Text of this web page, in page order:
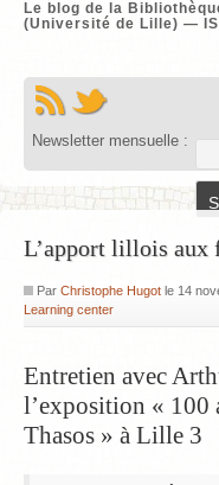
Le blog de la
(Université de Lille) —
Newsletter mensuelle :
L’apport lillois aux
Par Christophe Hugotle 14
Learning center
Entretien avec
l’exposition « 100
Thasos » à Lille 3